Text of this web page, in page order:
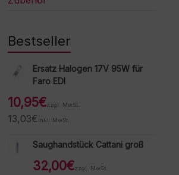
Bestseller
Ersatz Halogen 17V 95W für
Faro EDI
10,95€zzgl. MwSt.
13,03€ inkl. MwSt.
Saughandstück Cattani groß
32,00€zzgl. MwSt.